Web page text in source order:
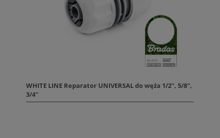
WHITE LINE Reparator UNIVERSAL do węża 1/2", 5/8",
3/4"